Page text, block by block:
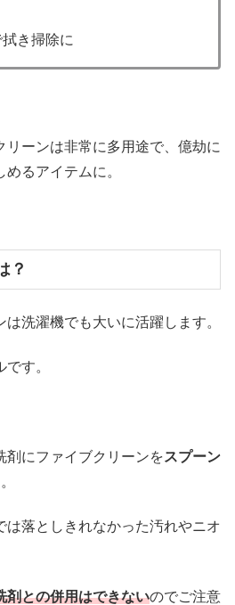
き掃除に
リーンは非常に多用途で、億劫に
るアイテムに。
？
洗濯機でも大いに活躍します。
す。
剤にファイブクリーンをスプーン
は落としきれなかった汚れやニオ
剤との併用はできないのでご注意